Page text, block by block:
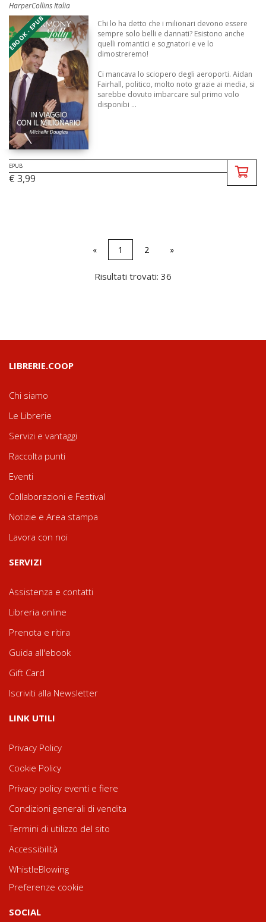
HarperCollins Italia
EBOOK - EPUB
Chi lo ha detto che i milionari devono essere
sempre solo belli e dannati? Esistono anche
quelli romantici e sognatori e ve lo
dimostreremo!
Ci mancava lo sciopero degli aeroporti. Aidan
Fairhall, politico, molto noto grazie ai media, si
sarebbe dovuto imbarcare sul primo volo
disponibi ...
EPUB
€ 3,99
« 1 2 »
Risultati trovati: 36
LIBRERIE.COOP
Chi siamo
Le Librerie
Servizi e vantaggi
Raccolta punti
Eventi
Collaborazioni e Festival
Notizie e Area stampa
Lavora con noi
SERVIZI
Assistenza e contatti
Libreria online
Prenota e ritira
Guida all'ebook
Gift Card
Iscriviti alla Newsletter
LINK UTILI
Privacy Policy
Cookie Policy
Privacy policy eventi e fiere
Condizioni generali di vendita
Termini di utilizzo del sito
Accessibilità
WhistleBlowing
Preferenze cookie
SOCIAL